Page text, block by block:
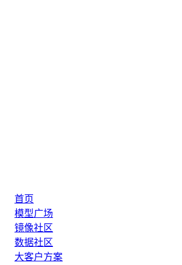
首页
模型广场
镜像社区
数据社区
大客户方案